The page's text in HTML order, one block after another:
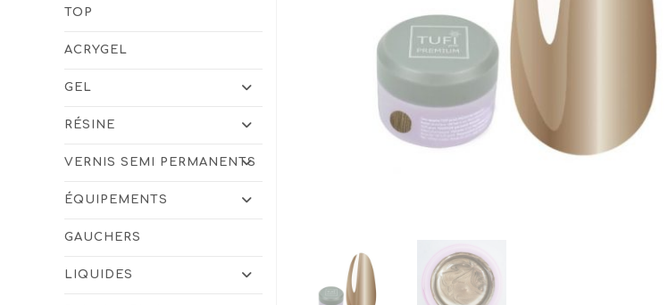
TOP
ACRYGEL
GEL
RÉSINE
VERNIS SEMI PERMANENTS
ÉQUIPEMENTS
GAUCHERS
LIQUIDES